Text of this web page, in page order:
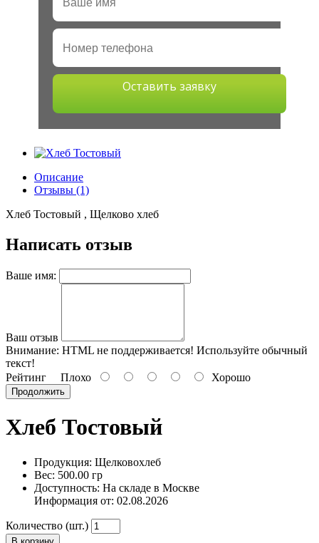
Оставить заявку
Описание
Отзывы (1)
Хлеб Тостовый , Щелково хлеб
Написать отзыв
Ваше имя:
Ваш отзыв
Внимание: HTML не поддерживается! Используйте обычный
текст!
Рейтинг Плохо Хорошо
Продолжить
Хлеб Тостовый
Продукция: Щелковохлеб
Вес: 500.00 гр
Доступность: На складе в Москве
Информация от: 02.08.2026
Количество (шт.)